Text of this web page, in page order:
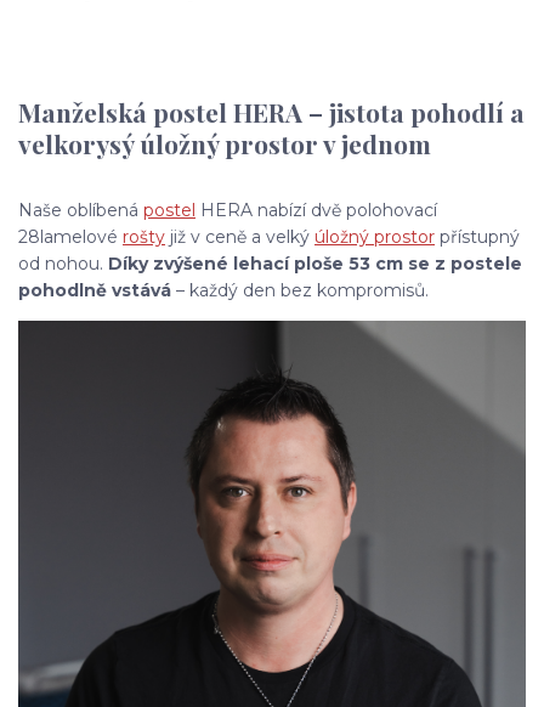
Manželská postel HERA – jistota pohodlí a
velkorysý úložný prostor v jednom
Naše oblíbená postel HERA nabízí dvě polohovací
28lamelové rošty již v ceně a velký úložný prostor přístupný
od nohou. Díky zvýšené lehací ploše 53 cm se z postele
pohodlně vstává – každý den bez kompromisů.